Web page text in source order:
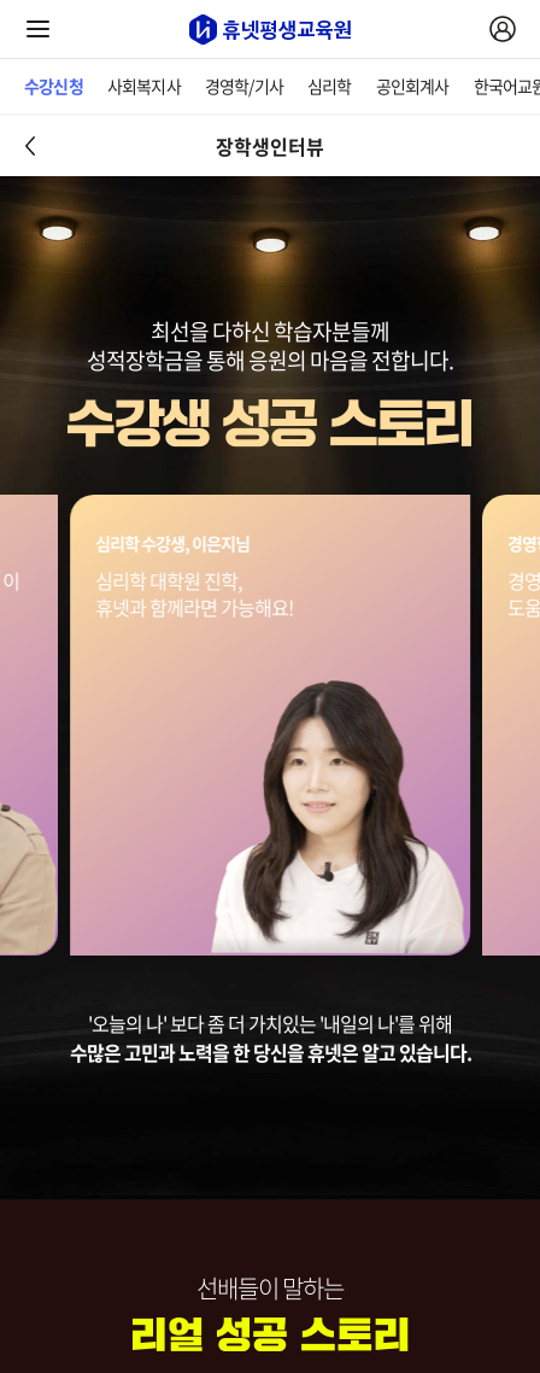
수강신청 사회복지사 경영학/기사 심리학 공인회계사 한국어교
장학생인터뷰
최선을 다하신 학습자분들께
성적장학금을 통해 응원의 마음을 전합니다.
경영학 수강생, 안재형님
경영학 전공 어디서든
도움이 됩니다!
'오늘의 나' 보다 좀 더 가치있는 '내일의 나'를 위해
수많은 고민과 노력을 한 당신을 휴넷은 알고 있습니다.
선배들이 말하는